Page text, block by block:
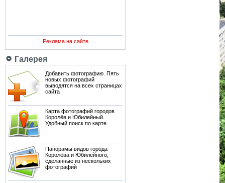
Реклама на сайте
Галерея
Добавить фотографию. Пять
новых фотографий
выводятся на всех страницах
сайта
Карта фотографий городов
Королёв и Юбилейный.
Удобный поиск по карте
Панорамы видов города
Королёва и Юбилейного,
сделанные из нескольких
фотографий